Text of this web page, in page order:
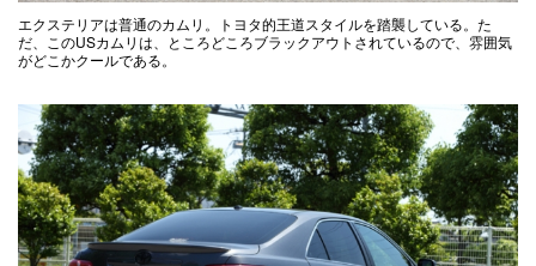
エクステリアは普通のカムリ。トヨタ的王道スタイルを踏襲している。た
だ、このUSカムリは、ところどころブラックアウトされているので、雰囲気
がどこかクールである。